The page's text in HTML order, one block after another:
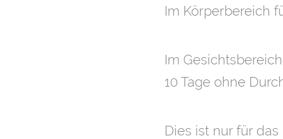
Im Körperbereich
Im
10 Tage ohne
Dies ist nur für